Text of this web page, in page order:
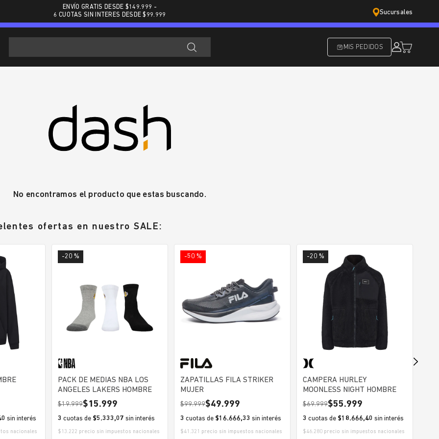
ENVÍO GRATIS DESDE $149.999 -
6 CUOTAS SIN INTERES DESDE $99.999
Sucursales
MIS PEDIDOS
No encontramos el producto que estas buscando.
ofertas en nuestro SALE:
HOMBRE
sin interés
nacionales
-20 %
PACK DE MEDIAS NBA LOS
ANGELES LAKERS HOMBRE
19.999 15.999
3 cuotas de $5.333,07 sin interés
$13.222 precio sin impuestos nacionales
-50 %
ZAPATILLAS FILA STRIKER
MUJER
99.999 49.999
3 cuotas de $16.666,33 sin interés
$41.321 precio sin impuestos nacionales
-20 %
CAMPERA HURLEY
MOONLESS NIGHT HOMBRE
69.999 55.999
3 cuotas de $18.666,40 sin interés
$46.280 precio sin impuestos nacionales